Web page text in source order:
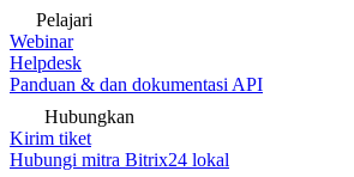
Pelajari
Webinar
Helpdesk
Panduan & dan dokumentasi API
Hubungkan
Kirim tiket
Hubungi mitra Bitrix24 lokal